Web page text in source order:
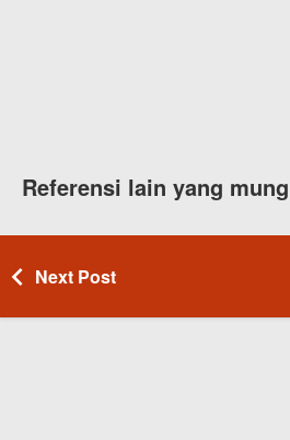
Referensi lain yang
Next Post